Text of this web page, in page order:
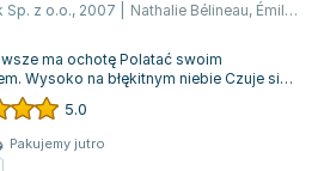
Sp. z o.o., 2007 Nathalie Bélineau, Émilie Beaumont
ma ochotę Polatać swoim
Wysoko na błękitnym niebie Czuje się,
u siebie” Książeczki z serii “Ma...
5.0
Pakujemy jutro